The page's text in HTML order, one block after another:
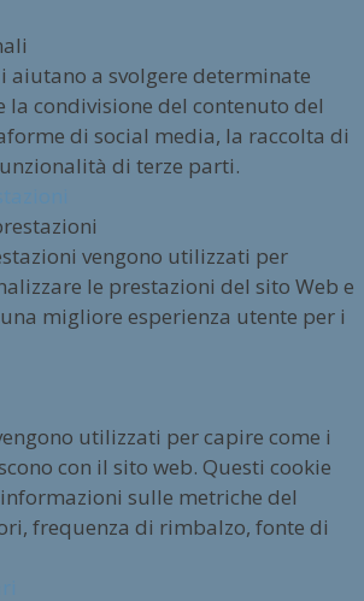
aiutano a svolgere determinate
condivisione del contenuto del
di social media, la raccolta di
di terze parti.
vengono utilizzati per
le prestazioni del sito Web e
migliore esperienza utente per i
utilizzati per capire come i
con il sito web. Questi cookie
sulle metriche del
frequenza di rimbalzo, fonte di